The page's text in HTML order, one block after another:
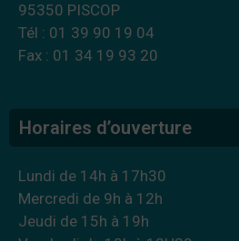
95350 PISCOP
Tél : 01 39 90 19 04
Fax : 01 34 19 93 20
Horaires d’ouverture
Lundi de 14h à 17h30
Mercredi de 9h à 12h
Jeudi de 15h à 19h